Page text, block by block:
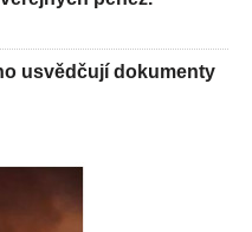
usvědčují dokumenty